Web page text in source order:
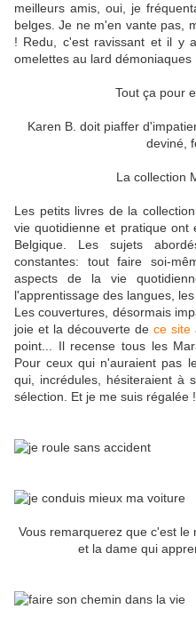
meilleurs amis, oui, je
belges. Je ne m'en vante pas,
! Redu, c'est ravissant et il y
omelettes au lard démoniaques
Tout ça pour
Karen B. doit piaffer
deviné,
La collection
Les petits livres de la
vie quotidienne et pratique
Belgique. Les sujets
constantes: tout faire soi-
aspects de la vie
l'apprentissage des langues, les
Les couvertures, désormais
joie et la découverte de ce site
point... Il recense tous les
Pour ceux qui n'auraient pas
qui, incrédules, hésiteraient à
sélection. Et je me suis régalée !
Vous remarquerez que c'est
et la dame qui